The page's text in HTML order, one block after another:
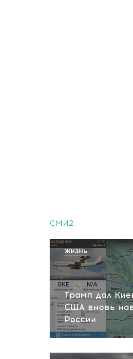
СМИ2
Трамп дал
США вновь
России
ЖИЗНЬ